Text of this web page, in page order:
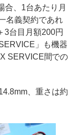
合、1台あたり月
名義契約であれ
3台目月額200円
」も機器
SERVICE間での
、重さは約